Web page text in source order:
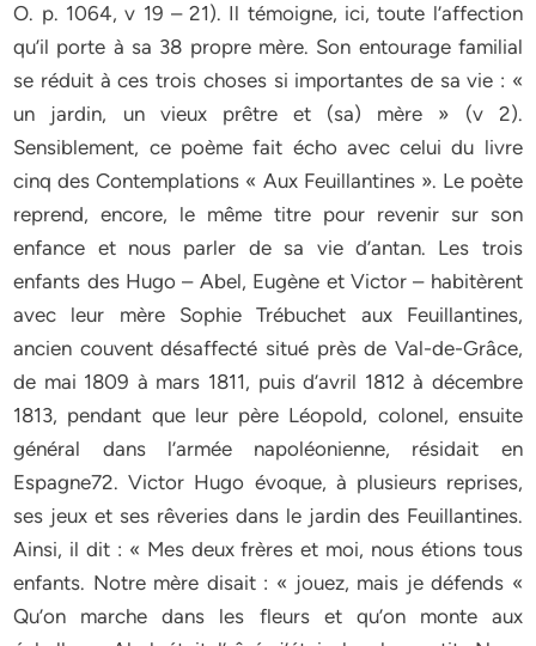
O. p. 1064, v 19 – 21). Il témoigne, ici, toute l’affection
qu’il porte à sa 38 propre mère. Son entourage familial
se réduit à ces trois choses si importantes de sa vie : «
un jardin, un vieux prêtre et (sa) mère » (v 2).
Sensiblement, ce poème fait écho avec celui du livre
cinq des Contemplations « Aux Feuillantines ». Le poète
reprend, encore, le même titre pour revenir sur son
enfance et nous parler de sa vie d’antan. Les trois
enfants des Hugo – Abel, Eugène et Victor – habitèrent
avec leur mère Sophie Trébuchet aux Feuillantines,
ancien couvent désaffecté situé près de Val-de-Grâce,
de mai 1809 à mars 1811, puis d’avril 1812 à décembre
1813, pendant que leur père Léopold, colonel, ensuite
général dans l’armée napoléonienne, résidait en
Espagne72. Victor Hugo évoque, à plusieurs reprises,
ses jeux et ses rêveries dans le jardin des Feuillantines.
Ainsi, il dit : « Mes deux frères et moi, nous étions tous
enfants. Notre mère disait : « jouez, mais je défends «
Qu’on marche dans les fleurs et qu’on monte aux